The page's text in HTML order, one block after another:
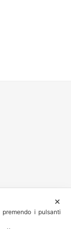
✕
i pulsanti